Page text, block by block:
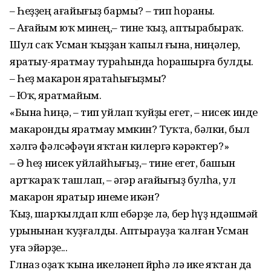
– Һеҙҙең ағайығыҙ бармы? – тип һораны.
– Ағайым юҡ минең,– тине ҡыҙ, аптырабыраҡ.
Шул саҡ Усман ҡыҙҙан ҡапыл ғына, ниңәлер,
яратыу-яратмау тураһында һорашырға булды.
– Һеҙ макарон яратаһы­ғыҙмы?
– Юҡ, яратмайым.
«Бына һиңә, – тип уйлап ҡуй­ҙы егет, – нисек инде
макарон­ды яратмау мөмкин? Туҡта, бәлки, был
хәлгә фәлсәфәүи яҡтан килергә кәрәктер?»
– Ә һеҙ нисек уйлайһығыҙ,– тине егет, башын
артҡараҡ ташлап, – әгәр ағайығыҙ булһа, ул
макарон яратыр инеме икән?
Ҡыҙ, шарҡылдап көлөп ебәр­ҙе лә, бер һүҙ өндәшмәй
уры­н­ынан ҡуҙғалды. Аптырауҙа ҡалған Усман
уға эйәрҙе...
Гөлназ оҙаҡ ҡына икеләнеп йөрөһә лә ике яҡтан да